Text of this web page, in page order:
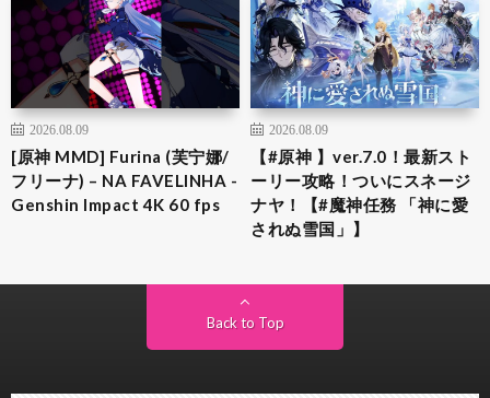
2026.08.09
[原神 MMD] Furina (芙宁娜/
フリーナ) – NA FAVELINHA -
Genshin Impact 4K 60 fps
2026.08.09
【#原神 】ver.7.0！最新スト
ーリー攻略！ついにスネージ
ナヤ！【#魔神任務 「神に愛
されぬ雪国」】
Back to Top